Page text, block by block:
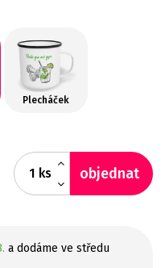
Plecháček
ks objednat
a dodáme ve středu